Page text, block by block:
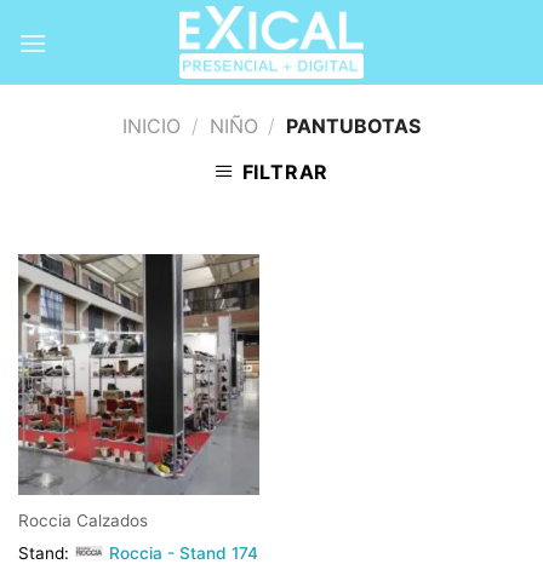
INICIO / NIÑO / PANTUBOTAS
FILTRAR
Roccia Calzados
Stand:
Roccia - Stand 174